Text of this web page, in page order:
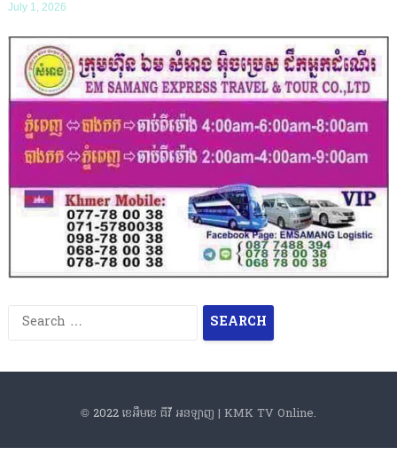
July 1, 2026
© 2022 ខេអឹមខេ ធីវី អនឡាញ | KMK TV Online.